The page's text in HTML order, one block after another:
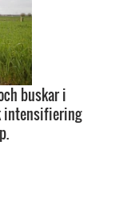
buskar i
intensifiering